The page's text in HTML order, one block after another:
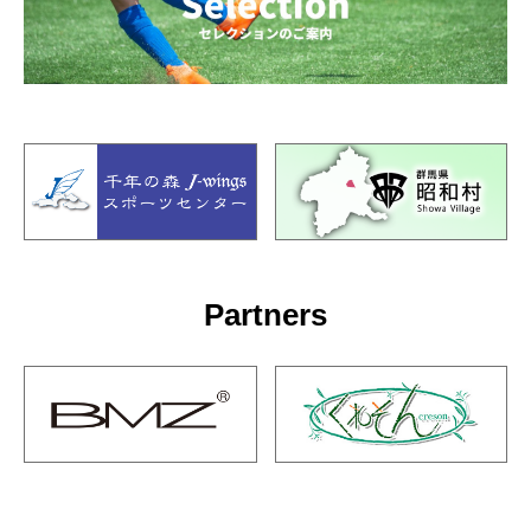
Partners